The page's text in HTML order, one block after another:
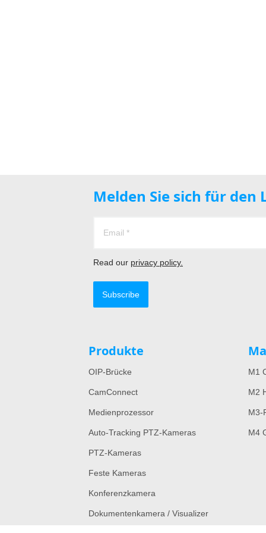
Melden Sie sich für
Read our privacy policy.
Subscribe
Produkte
OIP-Brücke
CamConnect
Medienprozessor
Auto-Tracking PTZ-Kameras
PTZ-Kameras
Feste Kameras
Konferenzkamera
Dokumentenkamera / Visualizer
M1
M2
M3-
M4